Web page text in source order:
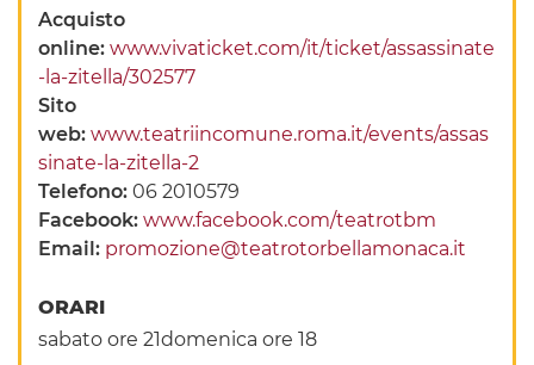
Acquisto
online:www.vivaticket.com/it/ticket/assassinate
-la-zitella/302577
Sito
web:www.teatriincomune.roma.it/events/assas
sinate-la-zitella-2
Telefono:06 2010579
Facebook:www.facebook.com/teatrotbm
Email: promozione@teatrotorbellamonaca.it
ORARI
sabato ore 21domenica ore 18